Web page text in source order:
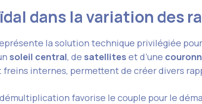
dans la variation des
la solution technique privilégiée
soleil central, de satellites et d’une
freins internes, permettent de créer divers
favorise le couple pour le